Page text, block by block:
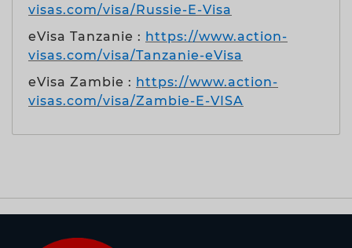
visas.com/visa/Russie-E-Visa
eVisa Tanzanie : https://www.action-
visas.com/visa/Tanzanie-eVisa
eVisa Zambie : https://www.action-
visas.com/visa/Zambie-E-VISA